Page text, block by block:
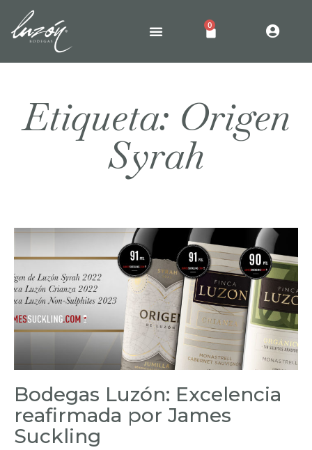
0
Etiqueta: Origen
Syrah
Bodegas Luzón: Excelencia
reafirmada por James
Suckling